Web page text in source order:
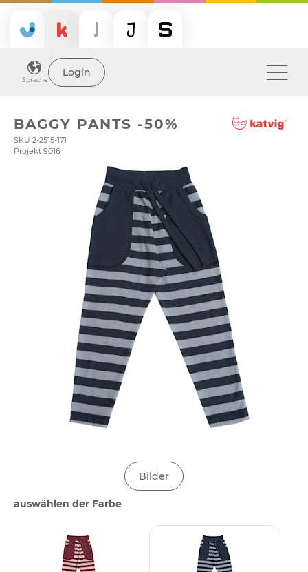
Sprache
Login
BAGGY PANTS -50%
SKU 2-2515-171
Projekt 9016
Bilder
auswählen der Farbe